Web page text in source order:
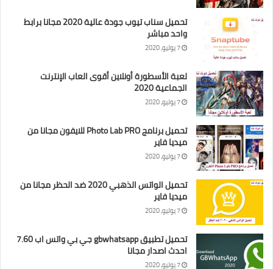
تحميل سناب تيوب جودة عالية 2020 مجانا برابط
واحد مباشر
7 يوليو، 2020
لعبة الأسطورة أونلاين أقوى العاب الإنترنت
الجماعية 2020
7 يوليو، 2020
تحميل برنامج Photo Lab PRO للايفون مجانا من
ميديا فاير
7 يوليو، 2020
تحميل الواتس الذهبي 2020 ضد الحظر مجانا من
ميديا فاير
7 يوليو، 2020
تحميل تطبيق gbwhatsapp جي بي واتس اب 7.60
احدث اصدار مجانا
7 يوليو، 2020